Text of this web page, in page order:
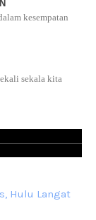
kesempatan
sekala kita
untuk semua.
untuk che
Hulu Langat